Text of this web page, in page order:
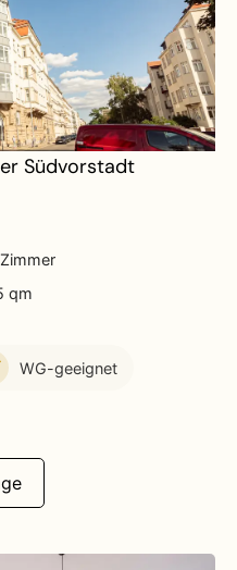
Südvorstadt
qm
WG-geeignet